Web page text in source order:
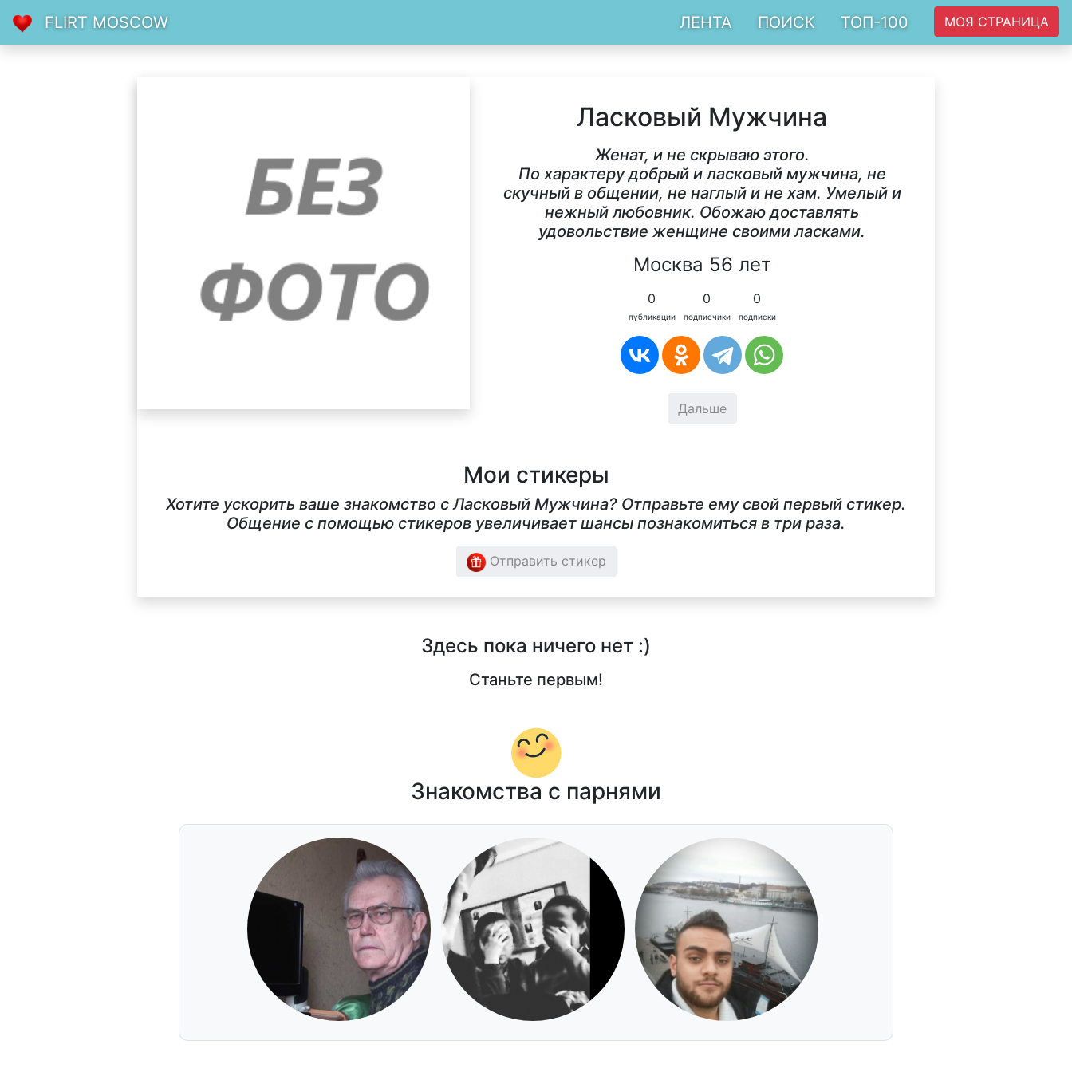
FLIRT MOSCOW ЛЕНТА ПОИСК ТОП-100 МОЯ СТРАНИЦА
Ласковый Мужчина
Женат, и не скрываю этого.
По характеру добрый и ласковый мужчина, не
скучный в общении, не наглый и не хам. Умелый и
нежный любовник. Обожаю доставлять
удовольствие женщине своими ласками.
Москва 56 лет
0
публикации
0
подписчики
0
подписки
Дальше
Мои стикеры
Хотите ускорить ваше знакомство с Ласковый Мужчина? Отправьте ему свой первый стикер.
Общение с помощью стикеров увеличивает шансы познакомиться в три раза.
Отправить стикер
Здесь пока ничего нет :)
Станьте первым!
Знакомства с парнями